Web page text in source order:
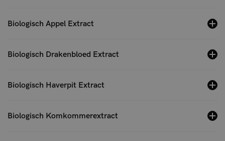
Biologisch Appel Extract
Biologisch Drakenbloed Extract
Biologisch Haverpit Extract
Biologisch Komkommerextract